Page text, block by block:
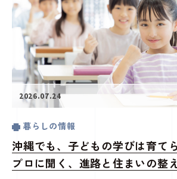
2026.07.24
暮らしの情報
沖縄でも、子どもの学びは育て
プロに聞く、進路と住まいの整